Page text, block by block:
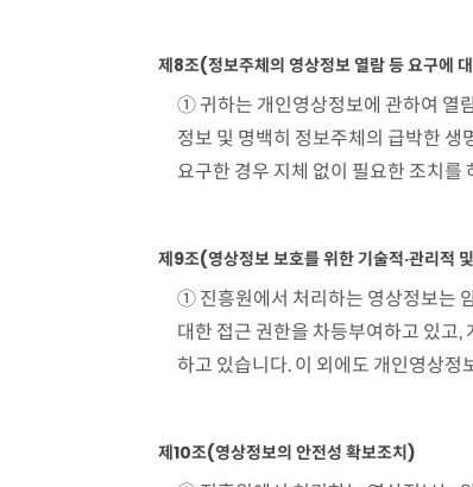
관
소
처
방
법
표
제8조(정보주체의 영상정보 열람 등 요구에
① 귀하는 개인영상정보에 관하여 열
정보 및 명백히 정보주체의 급박한 생
요구한 경우 지체 없이 필요한 조치를
제9조(영상정보 보호를 위한 기술적·관리적
① 진흥원에서 처리하는 영상정보는
대한 접근 권한을 차등부여하고 있고
하고 있습니다. 이 외에도 개인영상
제10조(영상정보의 안전성 확보조치)